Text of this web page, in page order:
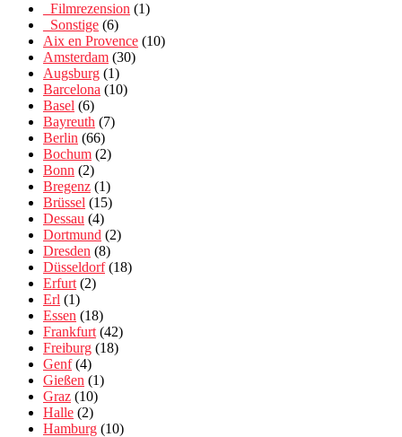
_Filmrezension (1)
_Sonstige (6)
Aix en Provence (10)
Amsterdam (30)
Augsburg (1)
Barcelona (10)
Basel (6)
Bayreuth (7)
Berlin (66)
Bochum (2)
Bonn (2)
Bregenz (1)
Brüssel (15)
Dessau (4)
Dortmund (2)
Dresden (8)
Düsseldorf(18)
Erfurt (2)
Erl (1)
Essen (18)
Frankfurt (42)
Freiburg (18)
Genf(4)
Gießen (1)
Graz (10)
Halle (2)
Hamburg (10)